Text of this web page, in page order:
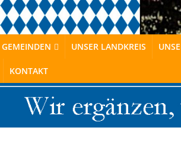
GEMEINDEN UNSER LANDKREIS
KONTAKT